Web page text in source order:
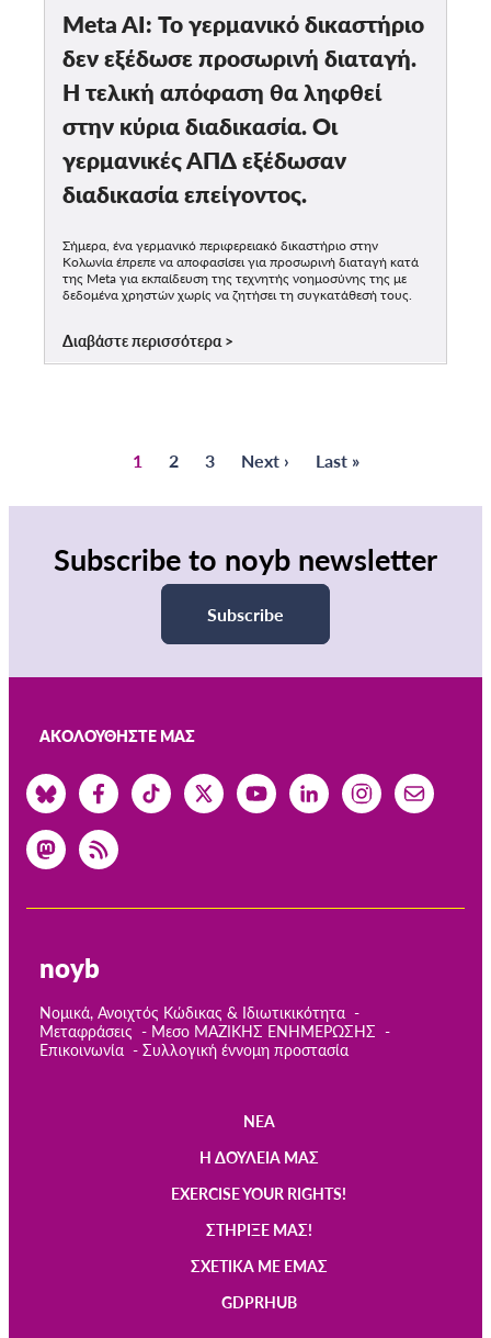
Meta AI: Το γερμανικό δικαστήριο
δεν εξέδωσε προσωρινή διαταγή.
Η τελική απόφαση θα ληφθεί
στην κύρια διαδικασία. Οι
γερμανικές ΑΠΔ εξέδωσαν
διαδικασία επείγοντος.
Σήμερα, ένα γερμανικό περιφερειακό δικαστήριο στην
Κολωνία έπρεπε να αποφασίσει για προσωρινή διαταγή κατά
της Meta για εκπαίδευση της τεχνητής νοημοσύνης της με
δεδομένα χρηστών χωρίς να ζητήσει τη συγκατάθεσή τους.
Διαβάστε περισσότερα
Pagination
Σελίδα
1 Σελίδα
2 Σελίδα
3
Next
Next ›
Last
Last »
Subscribe to noyb newsletter
Subscribe
ΑΚΟΛΟΥΘΉΣΤΕ ΜΑΣ
noyb
Νομικά, Ανοιχτός Κώδικας & Ιδιωτικικότητα
Μεταφράσεις
Μεσο ΜΑΖΙΚΗΣ ΕΝΗΜΕΡΩΣΗΣ
Επικοινωνία
Συλλογική έννομη προστασία
ΝΈΑ
Η ΔΟΥΛΕΙΆ ΜΑΣ
EXERCISE YOUR RIGHTS!
ΣΤΉΡΙΞΈ ΜΑΣ!
ΣΧΕΤΙΚΆ ΜΕ ΕΜΆΣ
GDPRHUB